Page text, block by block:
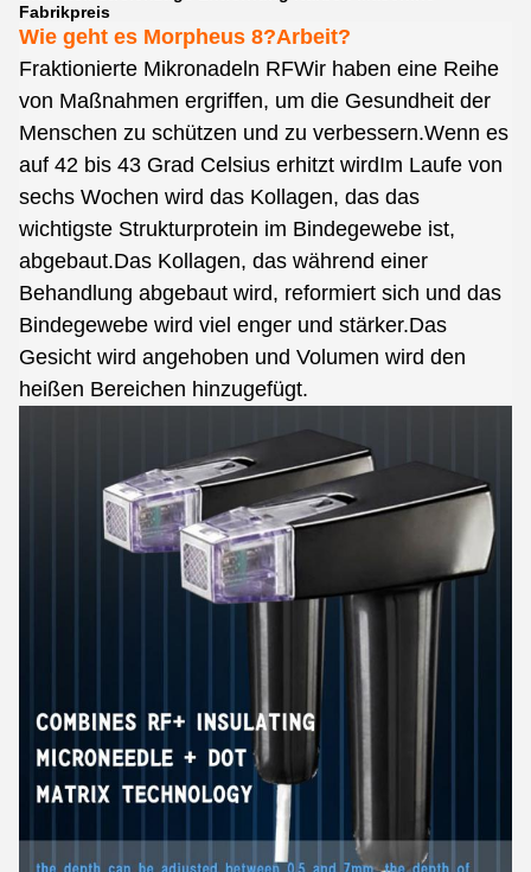
Fabrikpreis
Wie geht es Morpheus 8?Arbeit?
Fraktionierte Mikronadeln RFWir haben eine Reihe
von Maßnahmen ergriffen, um die Gesundheit der
Menschen zu schützen und zu verbessern.Wenn es
auf 42 bis 43 Grad Celsius erhitzt wirdIm Laufe von
sechs Wochen wird das Kollagen, das das
wichtigste Strukturprotein im Bindegewebe ist,
abgebaut.Das Kollagen, das während einer
Behandlung abgebaut wird, reformiert sich und das
Bindegewebe wird viel enger und stärker.Das
Gesicht wird angehoben und Volumen wird den
heißen Bereichen hinzugefügt.